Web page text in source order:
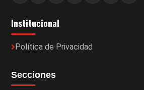
Institucional
Política de Privacidad
Secciones